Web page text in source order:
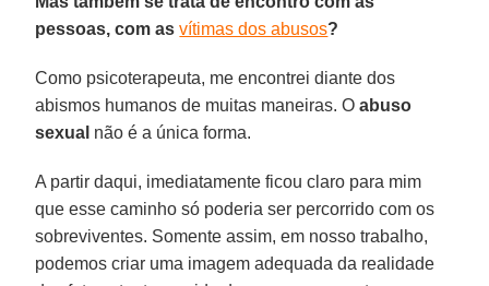
pessoas, com asvítimas dos abusos?
Como psicoterapeuta, me encontrei diante dos
abismos humanos de muitas maneiras. Oabuso
sexual não é a única forma.
A partir daqui, imediatamente ficou claro para mim
que esse caminho só poderia ser percorrido com os
sobreviventes. Somente assim, em nosso trabalho,
podemos criar uma imagem adequada da realidade